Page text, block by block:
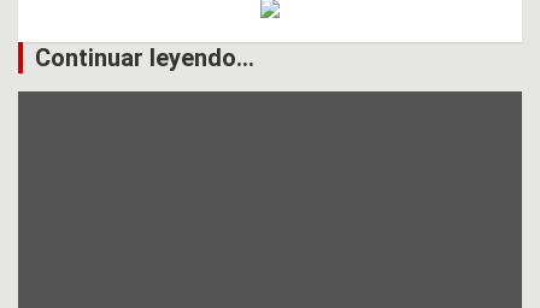
Continuar leyendo...